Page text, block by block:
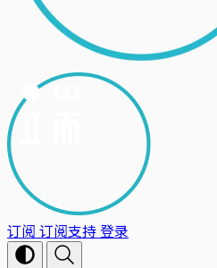
订阅 订阅支持登录